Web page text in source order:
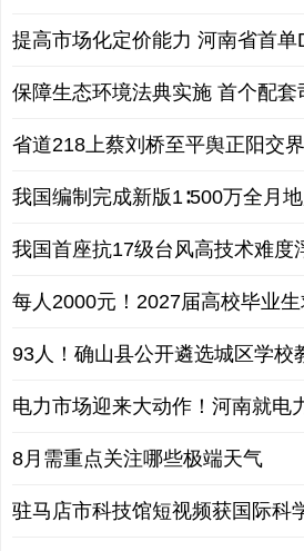
提高市场化定价能力 河南省首单
保障生态环境法典实施 首个配套
省道218上蔡刘桥至平舆正阳交
我国编制完成新版1∶500万全月
我国首座抗17级台风高技术难度
每人2000元！2027届高校毕业
93人！确山县公开遴选城区学校
电力市场迎来大动作！河南就电
8月需重点关注哪些极端天气
驻马店市科技馆短视频获国际科